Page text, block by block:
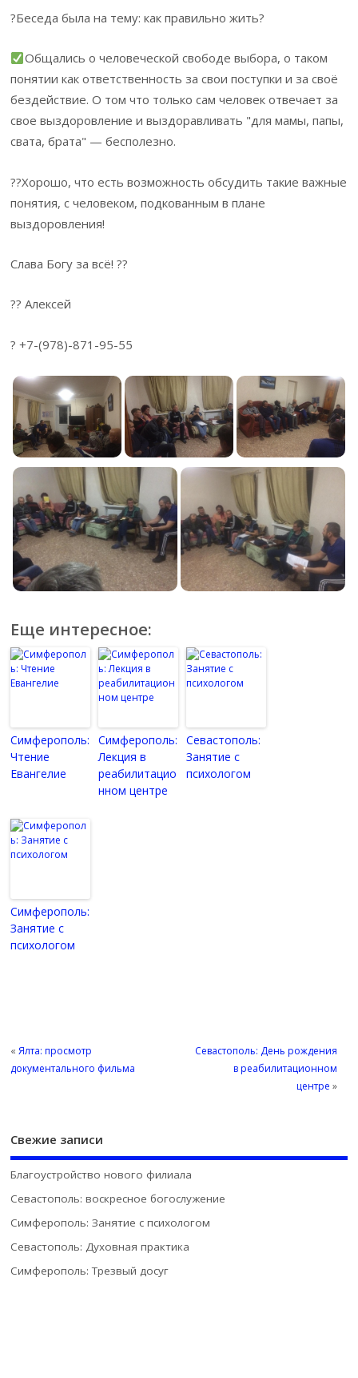
?Беседа была на тему: как правильно жить?
Общались о человеческой свободе выбора, о таком
понятии как ответственность за свои поступки и за своё
бездействие. О том что только сам человек отвечает за
свое выздоровление и выздоравливать "для мамы, папы,
свата, брата" — бесполезно.
??Хорошо, что есть возможность обсудить такие важные
понятия, с человеком, подкованным в плане
выздоровления!
Слава Богу за всё! ??
?? Алексей
? +7-(978)-871-95-55
Еще интересное:
Симферополь:
Чтение
Евангелие
Симферополь:
Лекция в
реабилитацио
нном центре
Севастополь:
Занятие с
психологом
Симферополь:
Занятие с
психологом
«Ялта: просмотр
документального фильма
Севастополь: День рождения
в реабилитационном
центре »
Свежие записи
Благоустройство нового филиала
Севастополь: воскресное богослужение
Симферополь: Занятие с психологом
Севастополь: Духовная практика
Симферополь: Трезвый досуг